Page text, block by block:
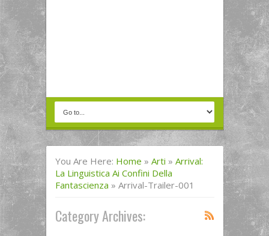
You Are Here: Home » Arti » Arrival:
La Linguistica Ai Confini Della
Fantascienza » Arrival-Trailer-001
Category Archives: